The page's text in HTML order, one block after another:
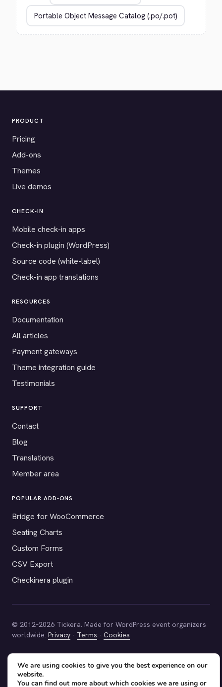
PRODUCT
Pricing
Add-ons
Themes
Live demos
CHECK-IN
Mobile check-in apps
Check-in plugin (WordPress)
Source code (white-label)
Check-in app translations
RESOURCES
Documentation
All articles
Payment gateways
Theme integration guide
Testimonials
SUPPORT
Contact
Blog
Translations
Member area
POPULAR ADD-ONS
Bridge for WooCommerce
Seating Charts
Custom Forms
CSV Export
Checkinera plugin
© 2012–2026 Tickera. Made for WordPress event organizers
worldwide. Privacy · Terms · Cookies
YouTube
Facebook
We are using cookies to give you the best experience on our
website.
You can find out more about which cookies we are using or